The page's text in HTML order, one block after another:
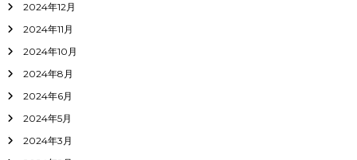
2024年12月
2024年11月
2024年10月
2024年8月
2024年6月
2024年5月
2024年3月